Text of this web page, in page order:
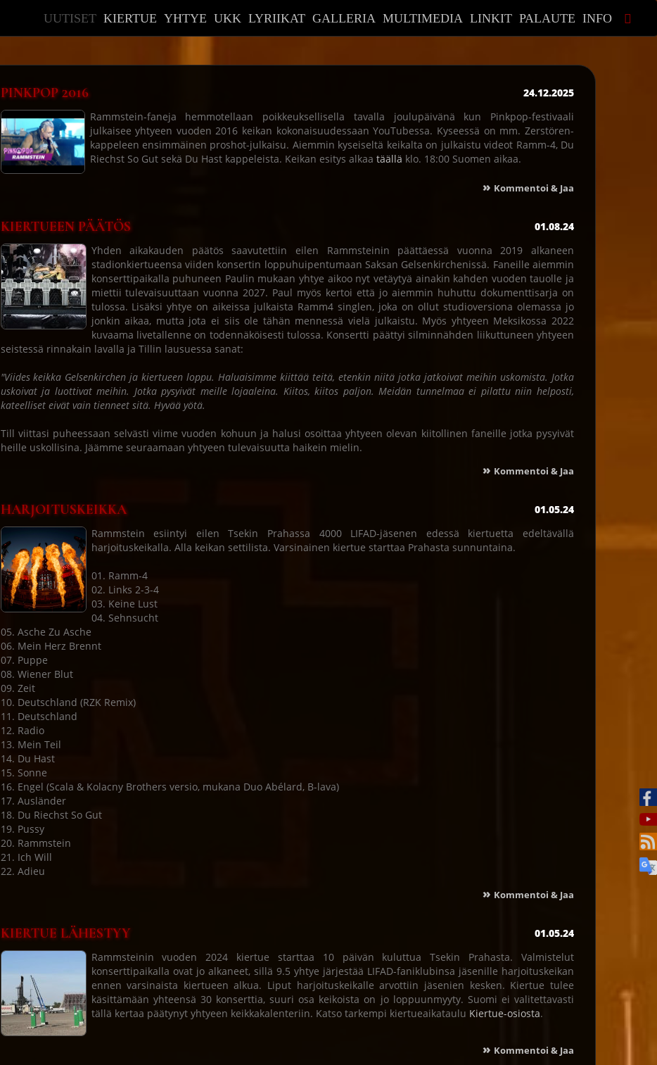
UUTISET KIERTUE YHTYE UKK LYRIIKAT GALLERIA MULTIMEDIA LINKIT PALAUTE INFO
PINKPOP 2016
24.12.2025
Rammstein-faneja hemmotellaan poikkeuksellisella tavalla joulupäivänä kun Pinkpop-festivaali
julkaisee yhtyeen vuoden 2016 keikan kokonaisuudessaan YouTubessa. Kyseessä on mm. Zerstören-
kappeleen ensimmäinen proshot-julkaisu. Aiemmin kyseiseltä keikalta on julkaistu videot Ramm-4, Du
Riechst So Gut sekä Du Hast kappeleista. Keikan esitys alkaa täällä klo. 18:00 Suomen aikaa.
» Kommentoi & Jaa
KIERTUEEN PÄÄTÖS
01.08.24
Yhden aikakauden päätös saavutettiin eilen Rammsteinin päättäessä vuonna 2019 alkaneen
stadionkiertueensa viiden konsertin loppuhuipentumaan Saksan Gelsenkirchenissä. Faneille aiemmin
konserttipaikalla puhuneen Paulin mukaan yhtye aikoo nyt vetäytyä ainakin kahden vuoden tauolle ja
miettii tulevaisuuttaan vuonna 2027. Paul myös kertoi että jo aiemmin huhuttu dokumenttisarja on
tulossa. Lisäksi yhtye on aikeissa julkaista Ramm4 singlen, joka on ollut studioversiona olemassa jo
jonkin aikaa, mutta jota ei siis ole tähän mennessä vielä julkaistu. Myös yhtyeen Meksikossa 2022
kuvaama livetallenne on todennäköisesti tulossa. Konsertti päättyi silminnähden liikuttuneen yhtyeen
seistessä rinnakain lavalla ja Tillin lausuessa sanat:
"Viides keikka Gelsenkirchen ja kiertueen loppu. Haluaisimme kiittää teitä, etenkin niitä jotka jatkoivat meihin uskomista. Jotka
uskoivat ja luottivat meihin. Jotka pysyivät meille lojaaleina. Kiitos, kiitos paljon. Meidän tunnelmaa ei pilattu niin helposti,
kateelliset eivät vain tienneet sitä. Hyvää yötä.
Till viittasi puheessaan selvästi viime vuoden kohuun ja halusi osoittaa yhtyeen olevan kiitollinen faneille jotka pysyivät
heille uskollisina. Jäämme seuraamaan yhtyeen tulevaisuutta haikein mielin.
» Kommentoi & Jaa
HARJOITUSKEIKKA
01.05.24
Rammstein esiintyi eilen Tsekin Prahassa 4000 LIFAD-jäsenen edessä kiertuetta edeltävällä
harjoituskeikalla. Alla keikan settilista. Varsinainen kiertue starttaa Prahasta sunnuntaina.
01. Ramm-4
02. Links 2-3-4
03. Keine Lust
04. Sehnsucht
05. Asche Zu Asche
06. Mein Herz Brennt
07. Puppe
08. Wiener Blut
09. Zeit
10. Deutschland (RZK Remix)
11. Deutschland
12. Radio
13. Mein Teil
14. Du Hast
15. Sonne
16. Engel (Scala & Kolacny Brothers versio, mukana Duo Abélard, B-lava)
17. Ausländer
18. Du Riechst So Gut
19. Pussy
20. Rammstein
21. Ich Will
22. Adieu
» Kommentoi & Jaa
KIERTUE LÄHESTYY
01.05.24
Rammsteinin vuoden 2024 kiertue starttaa 10 päivän kuluttua Tsekin Prahasta. Valmistelut
konserttipaikalla ovat jo alkaneet, sillä 9.5 yhtye järjestää LIFAD-faniklubinsa jäsenille harjoituskeikan
ennen varsinaista kiertueen alkua. Liput harjoituskeikalle arvottiin jäsenien kesken. Kiertue tulee
käsittämään yhteensä 30 konserttia, suuri osa keikoista on jo loppuunmyyty. Suomi ei valitettavasti
tällä kertaa päätynyt yhtyeen keikkakalenteriin. Katso tarkempi kiertueaikataulu Kiertue-osiosta.
» Kommentoi & Jaa